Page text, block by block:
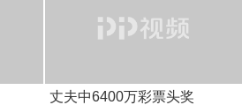
丈夫中6400万彩票头奖